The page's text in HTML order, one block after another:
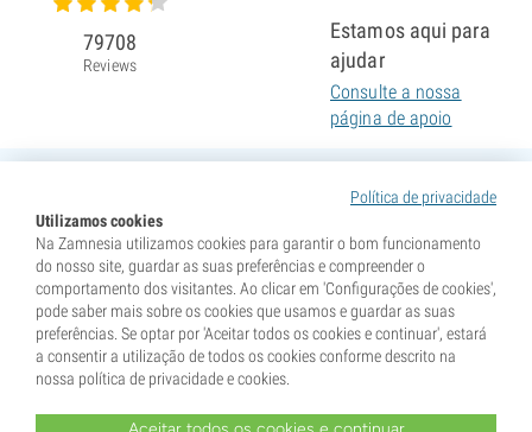
Política de privacidade
Utilizamos cookies
Na Zamnesia utilizamos cookies para garantir o bom funcionamento
do nosso site, guardar as suas preferências e compreender o
comportamento dos visitantes. Ao clicar em 'Configurações de cookies',
pode saber mais sobre os cookies que usamos e guardar as suas
preferências. Se optar por 'Aceitar todos os cookies e continuar', estará
a consentir a utilização de todos os cookies conforme descrito na
nossa política de privacidade e cookies.
79708
Reviews
Estamos aqui para
ajudar
Consulte a nossa
página de apoio